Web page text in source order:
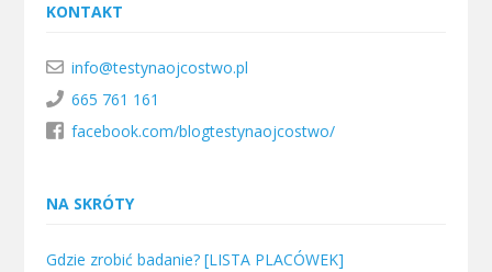
KONTAKT
info@testynaojcostwo.pl
665 761 161
facebook.com/blogtestynaojcostwo/
NA SKRÓTY
Gdzie zrobić badanie? [LISTA PLACÓWEK]